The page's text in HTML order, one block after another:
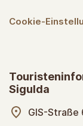
Cookie-
Sigulda
GIS-Straße